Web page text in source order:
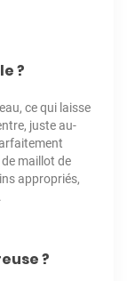
?
ce qui laisse
juste au-
maillot de
appropriés,
?